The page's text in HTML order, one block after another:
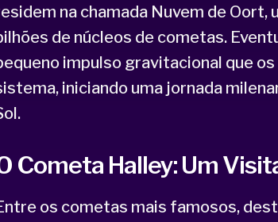
na chamada Nuvem de Oort,
de núcleos de cometas.
impulso gravitacional que
iniciando uma jornada
Cometa Halley: Um
os cometas mais famosos,